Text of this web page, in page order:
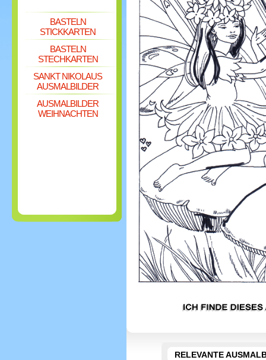
BASTELN
STICKKARTEN
BASTELN
STECHKARTEN
SANKT NIKOLAUS
AUSMALBILDER
AUSMALBILDER
WEIHNACHTEN
RELEVANTE